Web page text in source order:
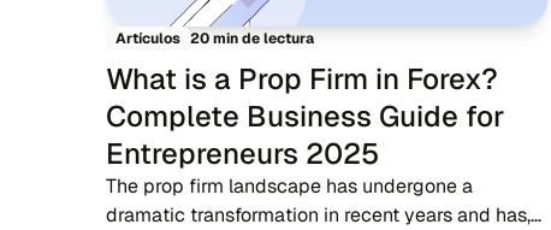
Artículos 20 min de lectura
What is a Prop Firm in Forex?
Complete Business Guide for
Entrepreneurs 2025
The prop firm landscape has undergone a
dramatic transformation in recent years and has,